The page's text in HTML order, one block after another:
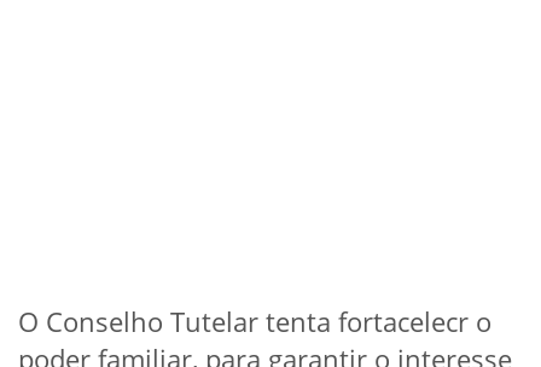
O Conselho Tutelar tenta fortacelecr o
poder familiar, para garantir o interesse